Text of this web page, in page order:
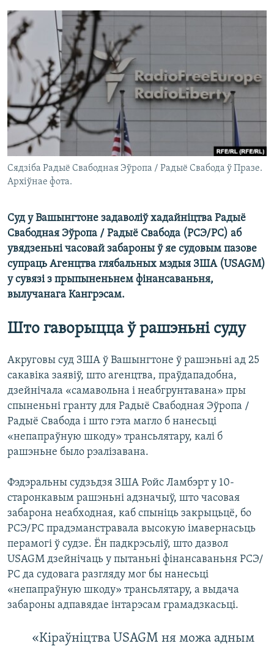
КАЛЯНДАР
НА ХВАЛЯХ СВАБОДЫ
Сядзіба Радыё Свабодная Эўропа / Радыё Свабода ў Празе.
Архіўнае фота.
Суд у Вашынгтоне задаволіў хадайніцтва Радыё
Свабодная Эўропа / Радыё Свабода (РСЭ/РС) аб
увядзеньні часовай забароны ў яе судовым пазове
супраць Агенцтва глябальных мэдыя ЗША (USAGM)
у сувязі з прыпыненьнем фінансаваньня,
вылучанага Кангрэсам.
Што гаворыцца ў рашэньні суду
Акруговы суд ЗША ў Вашынгтоне ў рашэньні ад 25
сакавіка заявіў, што агенцтва, праўдападобна,
дзейнічала «самавольна і неабгрунтавана» пры
спыненьні гранту для Радыё Свабодная Эўропа /
Радыё Свабода і што гэта магло б нанесьці
«непапраўную шкоду» трансьлятару, калі б
рашэньне было рэалізавана.
Фэдэральны судзьдзя ЗША Ройс Ламбэрт у 10-
старонкавым рашэньні адзначыў, што часовая
забарона неабходная, каб спыніць закрыцьцё, бо
РСЭ/РС прадэманстравала высокую імавернасьць
перамогі ў судзе. Ён падкрэсьліў, што дазвол
USAGM дзейнічаць у пытаньні фінансаваньня РСЭ/
РС да судовага разгляду мог бы нанесьці
«непапраўную шкоду» трансьлятару, а выдача
забароны адпавядае інтарэсам грамадзкасьці.
«Кіраўніцтва USAGM ня можа адным